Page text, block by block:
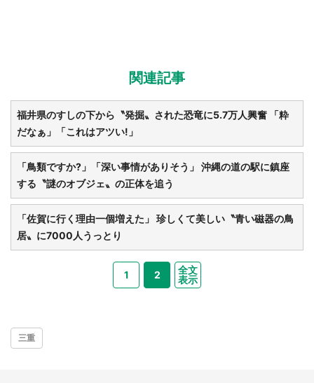
関連記事
福井県のすしの下から〝発掘〟された恐竜に5.7万人興奮 「粋
だなぁ」「これはアツい!」
「鳥類ですか?」「深い事情がありそう」 沖縄の道の駅に鎮座
する〝謎のオブジェ〟の正体を追う
「佐賀に行く理由一個増えた」 珍しくて美しい〝青い磁器の鳥
居〟に7000人うっとり
1 2
全文
表示
三重